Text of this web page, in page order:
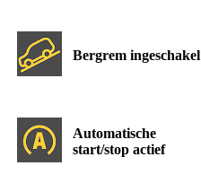
Bergrem ingeschakel
Automatische
start/stop actief